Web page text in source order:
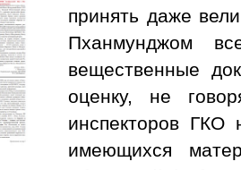
принять даже
Пханмунджом
вещественные
оценку, не
инспекторов
имеющихся